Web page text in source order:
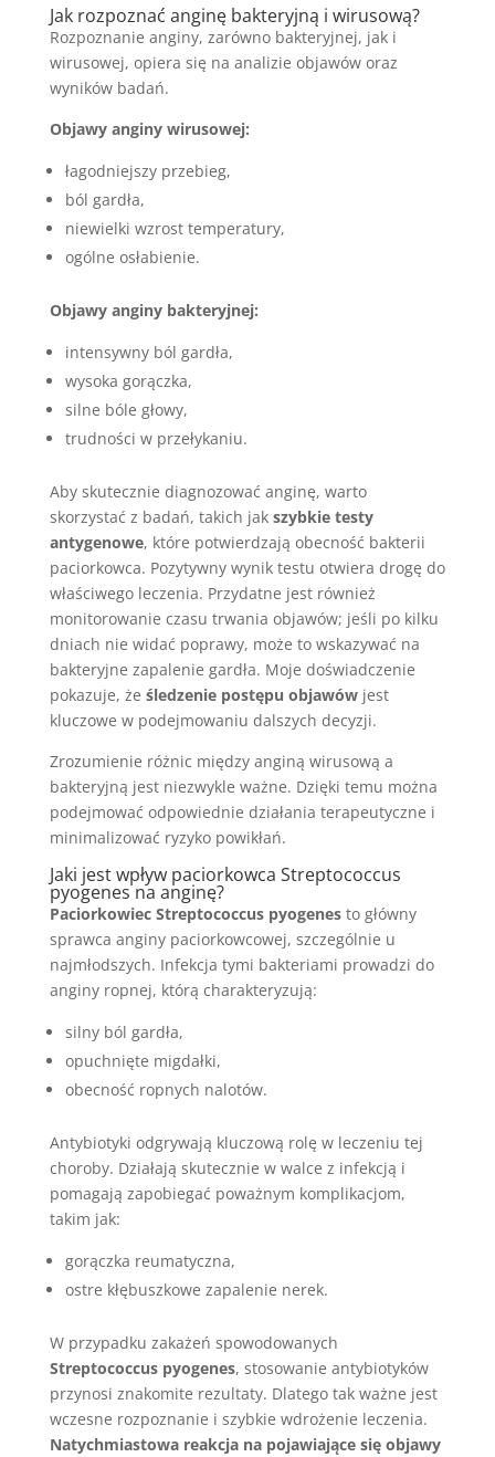
Jak rozpoznać anginę bakteryjną i wirusową?
Rozpoznanie anginy, zarówno bakteryjnej, jak i
wirusowej, opiera się na analizie objawów oraz
wyników badań.
Objawy anginy wirusowej:
łagodniejszy przebieg,
ból gardła,
niewielki wzrost temperatury,
ogólne osłabienie.
Objawy anginy bakteryjnej:
intensywny ból gardła,
wysoka gorączka,
silne bóle głowy,
trudności w przełykaniu.
Aby skutecznie diagnozować anginę, warto
skorzystać z badań, takich jak szybkie testy
antygenowe, które potwierdzają obecność bakterii
paciorkowca. Pozytywny wynik testu otwiera drogę do
właściwego leczenia. Przydatne jest również
monitorowanie czasu trwania objawów; jeśli po kilku
dniach nie widać poprawy, może to wskazywać na
bakteryjne zapalenie gardła. Moje doświadczenie
pokazuje, że śledzenie postępu objawówjest
kluczowe w podejmowaniu dalszych decyzji.
Zrozumienie różnic między anginą wirusową a
bakteryjną jest niezwykle ważne. Dzięki temu można
podejmować odpowiednie działania terapeutyczne i
minimalizować ryzyko powikłań.
Jaki jest wpływ paciorkowca Streptococcus
pyogenes na anginę?
Paciorkowiec Streptococcus pyogenesto główny
sprawca anginy paciorkowcowej, szczególnie u
najmłodszych. Infekcja tymi bakteriami prowadzi do
anginy ropnej, którą charakteryzują:
silny ból gardła,
opuchnięte migdałki,
obecność ropnych nalotów.
Antybiotyki odgrywają kluczową rolę w leczeniu tej
choroby. Działają skutecznie w walce z infekcją i
pomagają zapobiegać poważnym komplikacjom,
takim jak:
gorączka reumatyczna,
ostre kłębuszkowe zapalenie nerek.
W przypadku zakażeń spowodowanych
Streptococcus pyogenes, stosowanie antybiotyków
przynosi znakomite rezultaty. Dlatego tak ważne jest
wczesne rozpoznanie i szybkie wdrożenie leczenia.
Natychmiastowa reakcja na pojawiające się objawy